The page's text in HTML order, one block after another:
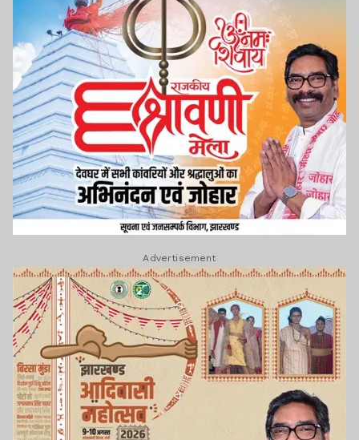
Advertisement